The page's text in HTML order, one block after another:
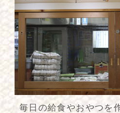
毎日の給食やおやつを